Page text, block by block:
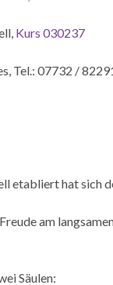
Kurs 030237
Tel.: 07732 /
etabliert hat sich
am
Säulen: